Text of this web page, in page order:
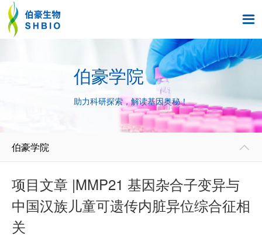

伯豪学院
助力科研探索，解读基因奥秘！
伯豪学院 
项目文章 |MMP21 基因杂合子变异与
中国汉族儿童可遗传内脏异位综合征相
关